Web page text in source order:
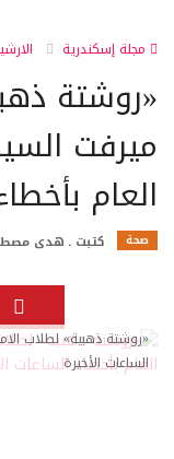
مجلة إسكندرية
«روشتة
ميرفت
العام
صحة كتبت ـ هدى
«روشتة ذهبية» لطلاب
الساعات الأخيرة